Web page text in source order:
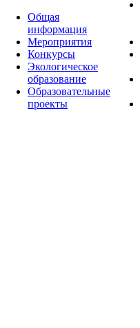
Общая
информация
Мероприятия
Конкурсы
Экологическое
образование
Образовательные
проекты